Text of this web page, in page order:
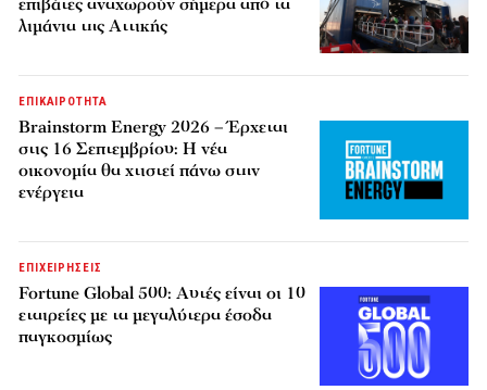
λιμάνια της Αττικής
ΕΠΙΚΑΙΡΟΤΗΤΑ
Brainstorm Energy 2026 – Έρχεται
στις 16 Σεπτεμβρίου: Η νέα
οικονομία θα χτιστεί πάνω στην
ενέργεια
ΕΠΙΧΕΙΡΗΣΕΙΣ
Fortune Global 500: Αυτές είναι οι 10
εταιρείες με τα μεγαλύτερα έσοδα
παγκοσμίως